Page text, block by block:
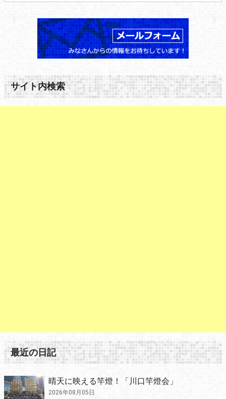
サイト内検索
最近の日記
晴天に映える竿燈！「川口竿燈会」
2026年08月05日